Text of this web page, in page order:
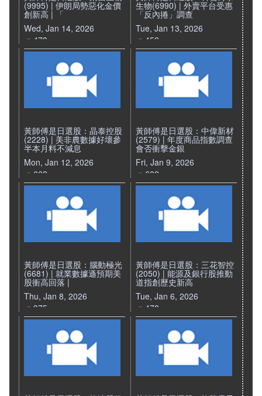
(9995) | 伊朗局勢惡化金價
創新高 | 「
Wed, Jan 14, 2026
473
生物(6990) | 外賣平台受惠
「反內捲」調查
Tue, Jan 13, 2026
452
黃師傅是日選股：晶泰控股
(2228) | 美非農數據好壞參
半本月料不減息
Mon, Jan 12, 2026
662
黃師傅是日選股：中偉新材
(2579) | 年度商品指數調查
會否衝擊金銀
Fri, Jan 9, 2026
602
黃師傅是日選股：腦動極光
(6681) | 就業數據遜預期美
股衝高回落 |
Thu, Jan 8, 2026
375
黃師傅是日選股：三花智控
(2050) | 能源及銀行股推動
道指創歷史新高
Tue, Jan 6, 2026
478